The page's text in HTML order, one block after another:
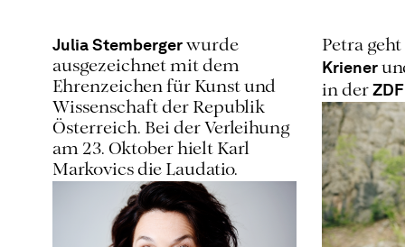
Julia Stemberger wurde
ausgezeichnet mit dem
Ehrenzeichen für Kunst und
Wissenschaft der Republik
Österreich. Bei der Verleihung
am 23. Oktober hielt Karl
Markovics die Laudatio.
Petra
Kriener
in der